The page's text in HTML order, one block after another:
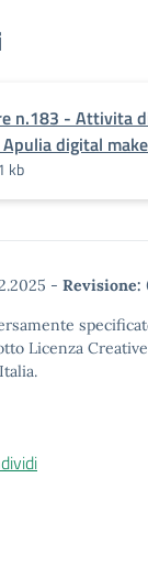
n.183 - Attivita
Apulia digital
kb
- Revisione:
Licenza